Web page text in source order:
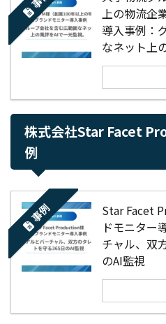
上の物流企
導入事例：
なネット上
株式会社Star Facet
例
事例
Star Facet
ドモニター
チャル、双
のAI監視